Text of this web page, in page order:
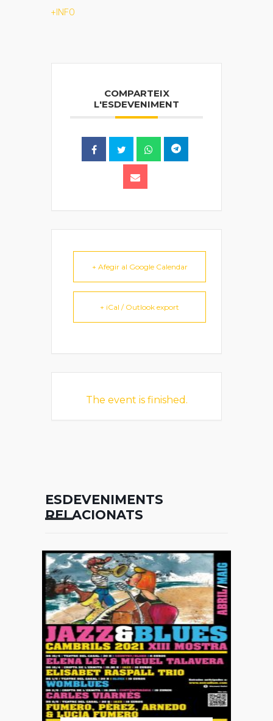
+INFO
COMPARTEIX
L'ESDEVENIMENT
+ Afegir al Google Calendar
+ iCal / Outlook export
The event is finished.
ESDEVENIMENTS
RELACIONATS